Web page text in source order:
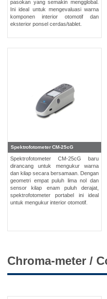
Berita
Hubungi
Kami
pasokan yang semakin mengglobal.
Ini ideal untuk mengevaluasi warna
komponen interior otomotif dan
eksterior ponsel cerdas/tablet.
Spektrofotometer CM-25cG
Spektrofotometer CM-25cG baru
dirancang untuk mengukur warna
dan kilap secara bersamaan. Dengan
geometri empat puluh lima nol dan
sensor kilap enam puluh derajat,
spektrofotometer portabel ini ideal
untuk mengukur interior otomotif.
Chroma-meter /